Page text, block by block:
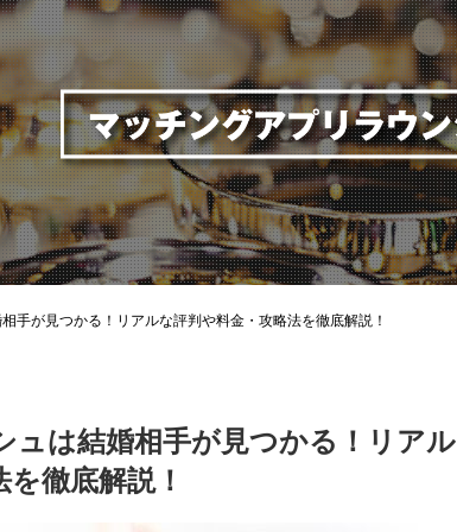
手が見つかる！リアルな評判や料金・攻略法を徹底解説！
ュは結婚相手が見つかる！リアル
徹底解説！